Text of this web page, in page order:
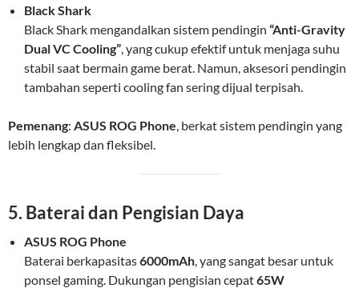
Black Shark
Black Shark mengandalkan sistem pendingin “Anti-Gravity
Dual VC Cooling”, yang cukup efektif untuk menjaga suhu
stabil saat bermain game berat. Namun, aksesori pendingin
tambahan seperti cooling fan sering dijual terpisah.
Pemenang: ASUS ROG Phone, berkat sistem pendingin yang
lebih lengkap dan fleksibel.
5. Baterai dan Pengisian Daya
ASUS ROG Phone
Baterai berkapasitas6000mAh, yang sangat besar untuk
ponsel gaming. Dukungan pengisian cepat65W